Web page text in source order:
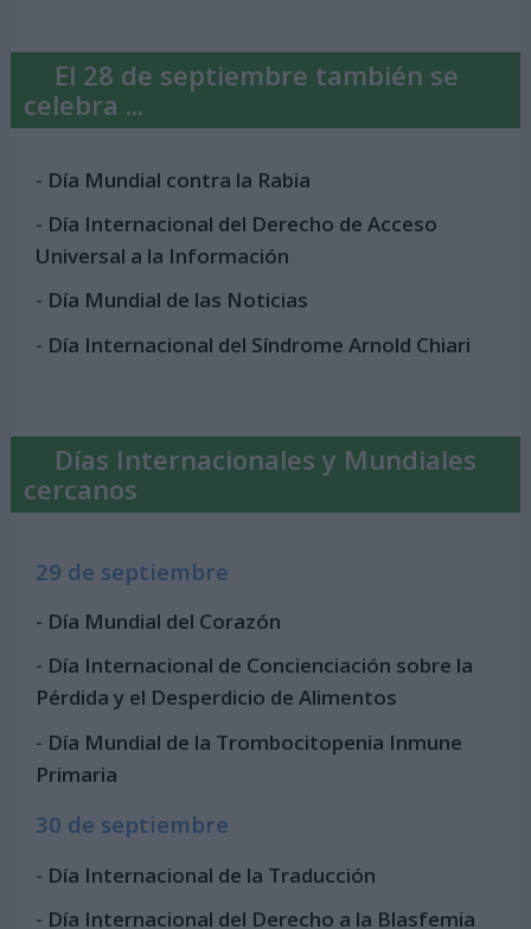
El 28 de septiembre también se
celebra ...
- Día Mundial contra la Rabia
- Día Internacional del Derecho de Acceso
Universal a la Información
- Día Mundial de las Noticias
- Día Internacional del Síndrome Arnold Chiari
Días Internacionales y Mundiales
cercanos
29 de septiembre
- Día Mundial del Corazón
- Día Internacional de Concienciación sobre la
Pérdida y el Desperdicio de Alimentos
- Día Mundial de la Trombocitopenia Inmune
Primaria
30 de septiembre
- Día Internacional de la Traducción
- Día Internacional del Derecho a la Blasfemia